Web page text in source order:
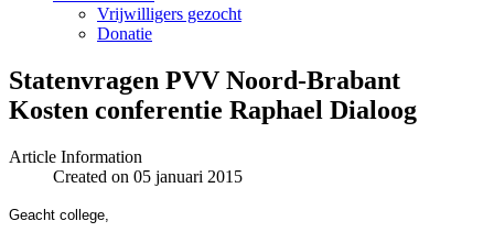
Vrijwilligers gezocht
Donatie
Statenvragen PVV Noord-Brabant
Kosten conferentie Raphael Dialoog
Article Information
Created on 05 januari 2015
Geacht college,